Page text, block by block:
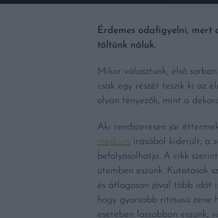
Érdemes odafigyelni, mert
töltünk náluk.
Mikor választunk, első
csak egy részét teszik ki az
olyan tényezők, mint a
Aki rendszeresen jár
medium írásából kiderült, a
befolyásolhatja. A cikk
ütemben eszünk. Kutatások
és átlagosan jóval több időt
hogy gyorsabb ritmusú zene
esetében lassabban eszünk,